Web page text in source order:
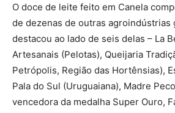
O doce de leite feito em Canela
de dezenas de outras agroindústrias
destacou ao lado de seis delas – La
Artesanais (Pelotas), Queijaria
Petrópolis, Região das Hortênsias),
Pala do Sul (Uruguaiana), Madre
vencedora da medalha Super Ouro,